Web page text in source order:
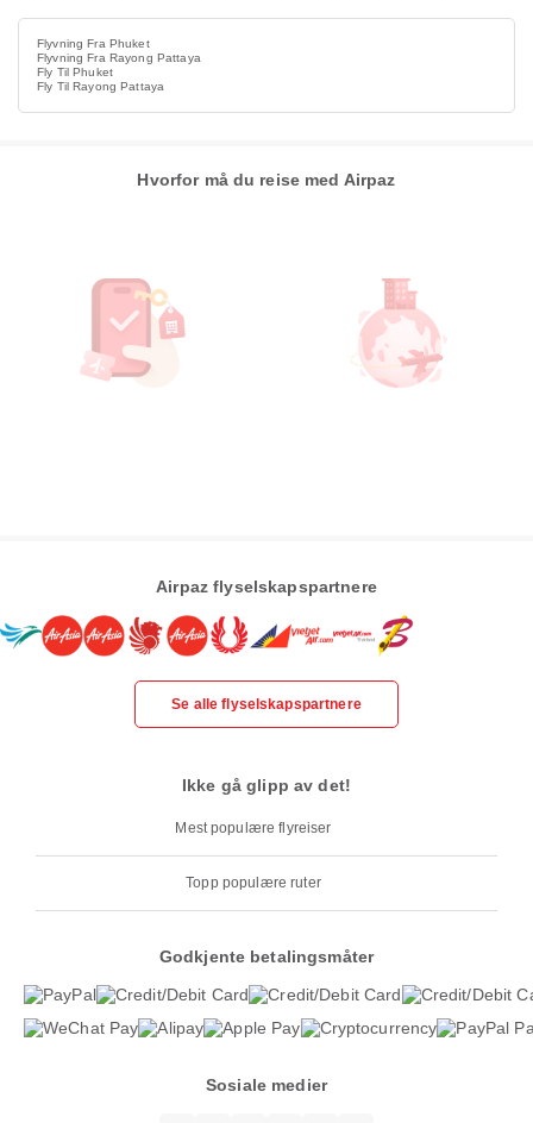
Flyvning Fra Phuket
Flyvning Fra Rayong Pattaya
Fly Til Phuket
Fly Til Rayong Pattaya
Hvorfor må du reise med Airpaz
Airpaz flyselskapspartnere
Se alle flyselskapspartnere
Ikke gå glipp av det!
Mest populære flyreiser
Topp populære ruter
Godkjente betalingsmåter
Sosiale medier